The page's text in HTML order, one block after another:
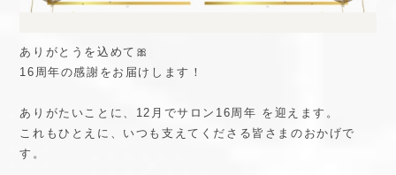
ありがとうを込めて🎀
16周年の感謝をお届けします！
ありがたいことに、12月でサロン16周年 を迎えます。
これもひとえに、いつも支えてくださる皆さまのおかげで
す。